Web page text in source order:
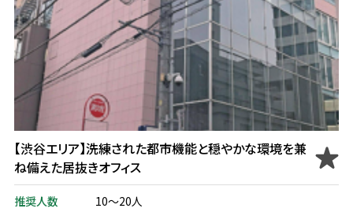
【渋谷エリア】洗練された都市機能と穏やかな環境を兼
ね備えた居抜きオフィス
推奨人数
10～20人